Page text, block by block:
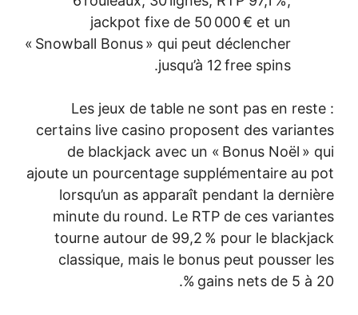
« Snowball
Les
certains live
de
ajoute un
lorsqu’un
minute du
tourne
classique,